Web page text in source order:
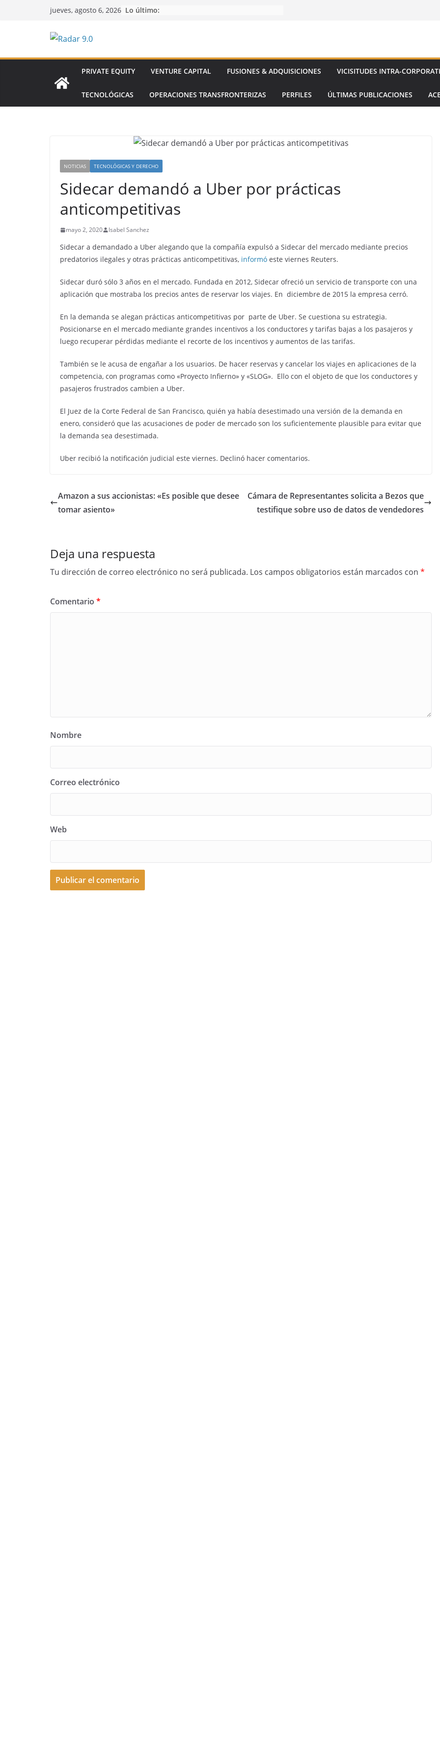
jueves, agosto 6, 2026 Lo último:
PRIVATE EQUITY VENTURE CAPITAL FUSIONES & ADQUISICIONES VICISITUDES INTRA-
TECNOLÓGICAS OPERACIONES TRANSFRONTERIZAS PERFILES ÚLTIMAS PUBLICACIONES
NOTICIAS TECNOLÓGICAS Y DERECHO
Sidecar demandó a Uber por prácticas
anticompetitivas
mayo 2, 2020 Isabel Sanchez
Sidecar a demandado a Uber alegando que la compañía expulsó a Sidecar del mercado mediante precios
predatorios ilegales y otras prácticas anticompetitivas, informó este viernes Reuters.
Sidecar duró sólo 3 años en el mercado. Fundada en 2012, Sidecar ofreció un servicio de transporte con una
aplicación que mostraba los precios antes de reservar los viajes. En diciembre de 2015 la empresa cerró.
En la demanda se alegan prácticas anticompetitivas por parte de Uber. Se cuestiona su estrategia.
Posicionarse en el mercado mediante grandes incentivos a los conductores y tarifas bajas a los pasajeros y
luego recuperar pérdidas mediante el recorte de los incentivos y aumentos de las tarifas.
También se le acusa de engañar a los usuarios. De hacer reservas y cancelar los viajes en aplicaciones de la
competencia, con programas como «Proyecto Infierno» y «SLOG». Ello con el objeto de que los conductores y
pasajeros frustrados cambien a Uber.
El Juez de la Corte Federal de San Francisco, quién ya había desestimado una versión de la demanda en
enero, consideró que las acusaciones de poder de mercado son los suficientemente plausible para evitar que
la demanda sea desestimada.
Uber recibió la notificación judicial este viernes. Declinó hacer comentarios.
Amazon a sus accionistas: «Es posible que desee
tomar asiento»
Cámara de Representantes solicita a Bezos que
testifique sobre uso de datos de vendedores
Deja una respuesta
Tu dirección de correo electrónico no será publicada. Los campos obligatorios están marcados con *
Comentario *
Nombre
Correo electrónico
Web